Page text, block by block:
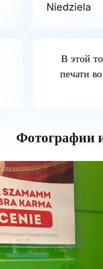
Niedziela
В этой
печати
Фотографии